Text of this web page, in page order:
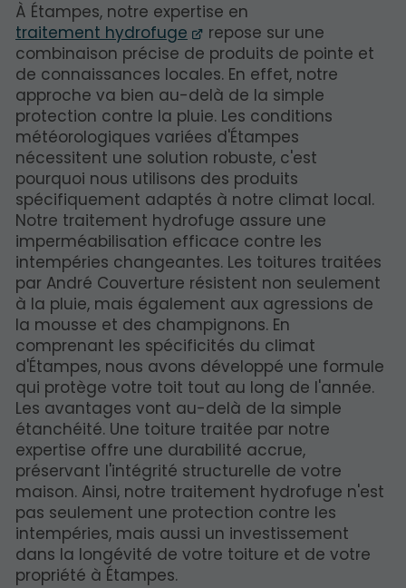
À Étampes, notre expertise en
traitement hydrofuge
repose sur une
combinaison précise de produits de pointe et
de connaissances locales. En effet, notre
approche va bien au-delà de la simple
protection contre la pluie. Les conditions
météorologiques variées d'Étampes
nécessitent une solution robuste, c'est
pourquoi nous utilisons des produits
spécifiquement adaptés à notre climat local.
Notre traitement hydrofuge assure une
imperméabilisation efficace contre les
intempéries changeantes. Les toitures traitées
par André Couverture résistent non seulement
à la pluie, mais également aux agressions de
la mousse et des champignons. En
comprenant les spécificités du climat
d'Étampes, nous avons développé une formule
qui protège votre toit tout au long de l'année.
Les avantages vont au-delà de la simple
étanchéité. Une toiture traitée par notre
expertise offre une durabilité accrue,
préservant l'intégrité structurelle de votre
maison. Ainsi, notre traitement hydrofuge n'est
pas seulement une protection contre les
intempéries, mais aussi un investissement
dans la longévité de votre toiture et de votre
propriété à Étampes.